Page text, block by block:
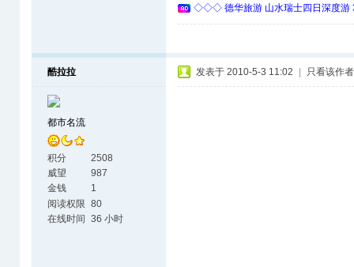
◇◇◇ 德华旅游 山水瑞士四日深度
酷拉拉
都市名流
积分
2508
威望
987
金钱
1
阅读权限 80
在线时间 36 小时
发表于 2010-5-3 11:02 只看该作者